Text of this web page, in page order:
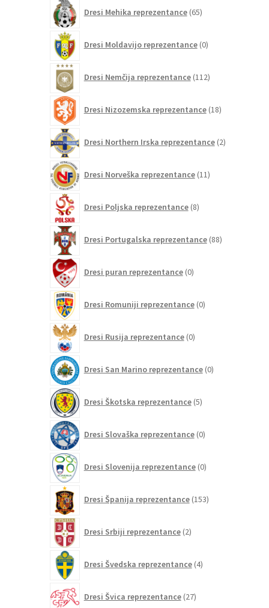
Dresi Mehika reprezentance 65izdelkov
Dresi Moldavijo reprezentance 0izdelkov
Dresi Nemčija reprezentance 112izdelkov
Dresi Nizozemska reprezentance 18izdelkov
Dresi Northern Irska reprezentance 2izdelka
Dresi Norveška reprezentance 11izdelkov
Dresi Poljska reprezentance 8izdelkov
Dresi Portugalska reprezentance 88izdelkov
Dresi puran reprezentance 0izdelkov
Dresi Romuniji reprezentance 0izdelkov
Dresi Rusija reprezentance 0izdelkov
Dresi San Marino reprezentance 0izdelkov
Dresi Škotska reprezentance 5izdelkov
Dresi Slovaška reprezentance 0izdelkov
Dresi Slovenija reprezentance 0izdelkov
Dresi Španija reprezentance 153izdelkov
Dresi Srbiji reprezentance 2izdelka
Dresi Švedska reprezentance 4izdelki
Dresi Švica reprezentance 27izdelkov